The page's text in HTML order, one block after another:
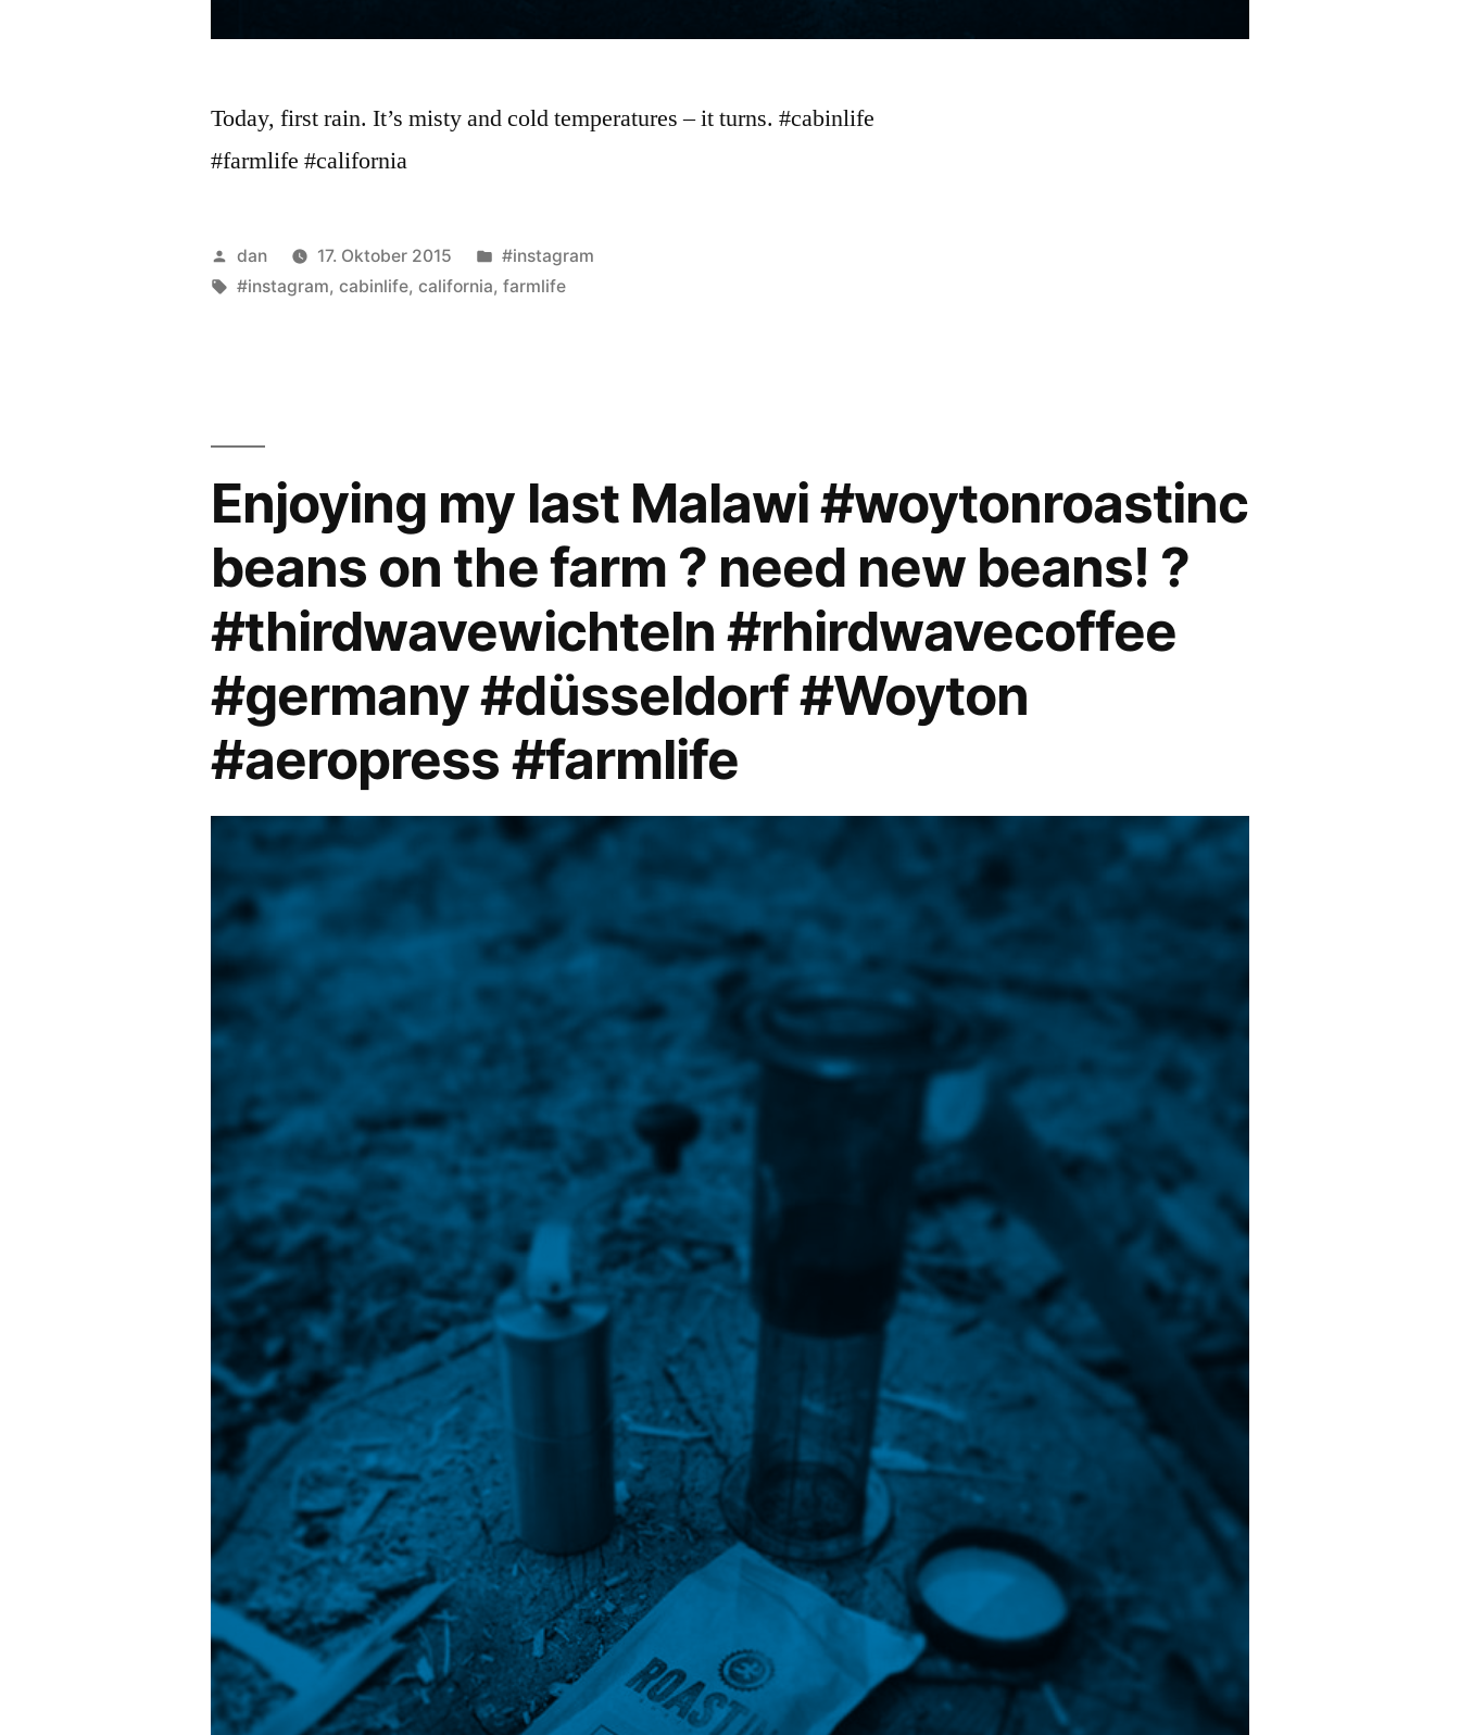
Today, first rain. It’s misty and cold temperatures – it turns. #cabinlife
#farmlife #california
Veröffentlicht
von
dan 17. Oktober 2015
Veröffentlicht
unter
#instagram
Schlagwörter:
#instagram,cabinlife,california,farmlife
Enjoying my last Malawi #woytonroastinc
beans on the farm ? need new beans! ?
#thirdwavewichteln #rhirdwavecoffee
#germany #düsseldorf #Woyton
#aeropress #farmlife